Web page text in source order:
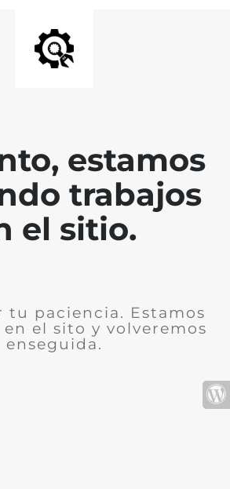
estamos
trabajos
el sitio.
tu paciencia. Estamos
el sito y volveremos
enseguida.